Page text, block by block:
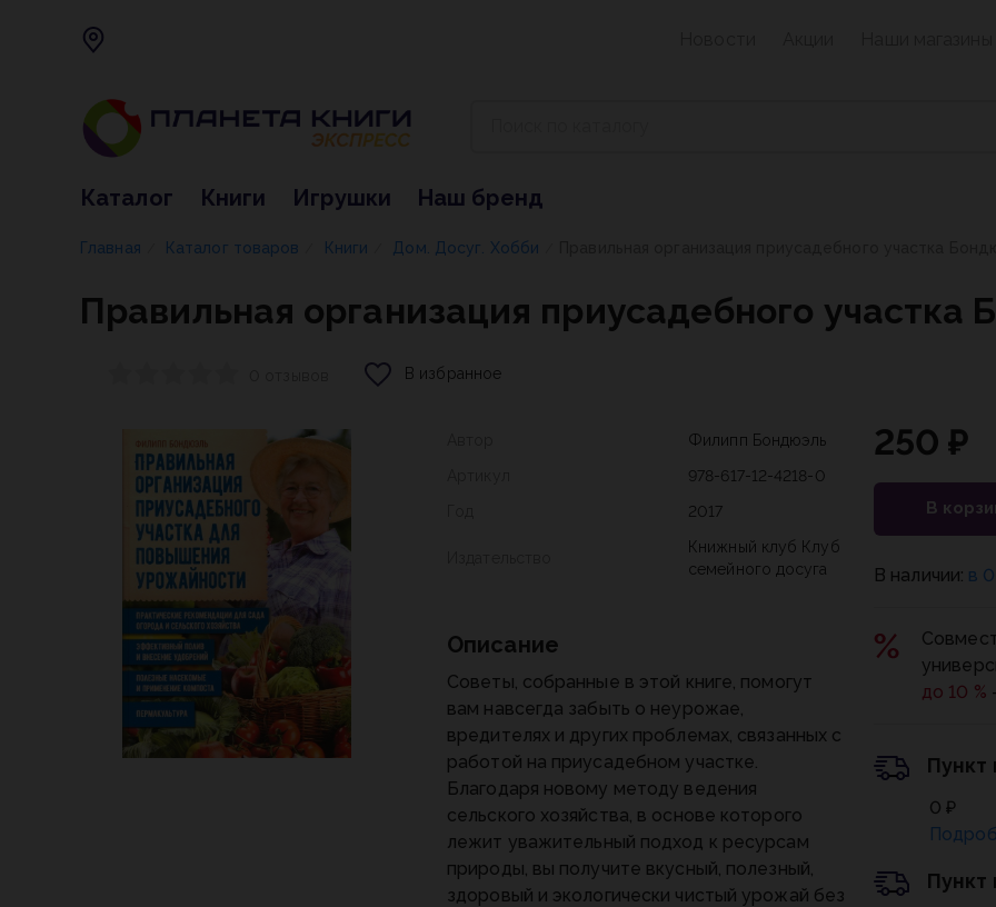
Каталог Книги Игрушки Наш бренд
Главная Каталог товаров Книги Дом. Досуг. Хобби
Правильная организация приусадебного участка
В избранное
Филипп Бондюэль
978-617-12-4218-0
2017
Книжный клуб Клуб
семейного досуга
Описание
Советы, собранные в этой книге, помогут
вам навсегда забыть о неурожае,
вредителях и других проблемах, связанных с
работой на приусадебном участке.
Благодаря новому методу ведения
сельского хозяйства, в основе которого
лежит уважительный подход к ресурсам
природы, вы получите вкусный, полезный,
здоровый и экологически чистый урожай без
250 ₽
В
В наличии: в
до 10 %
Пункт
0 ₽
Пункт